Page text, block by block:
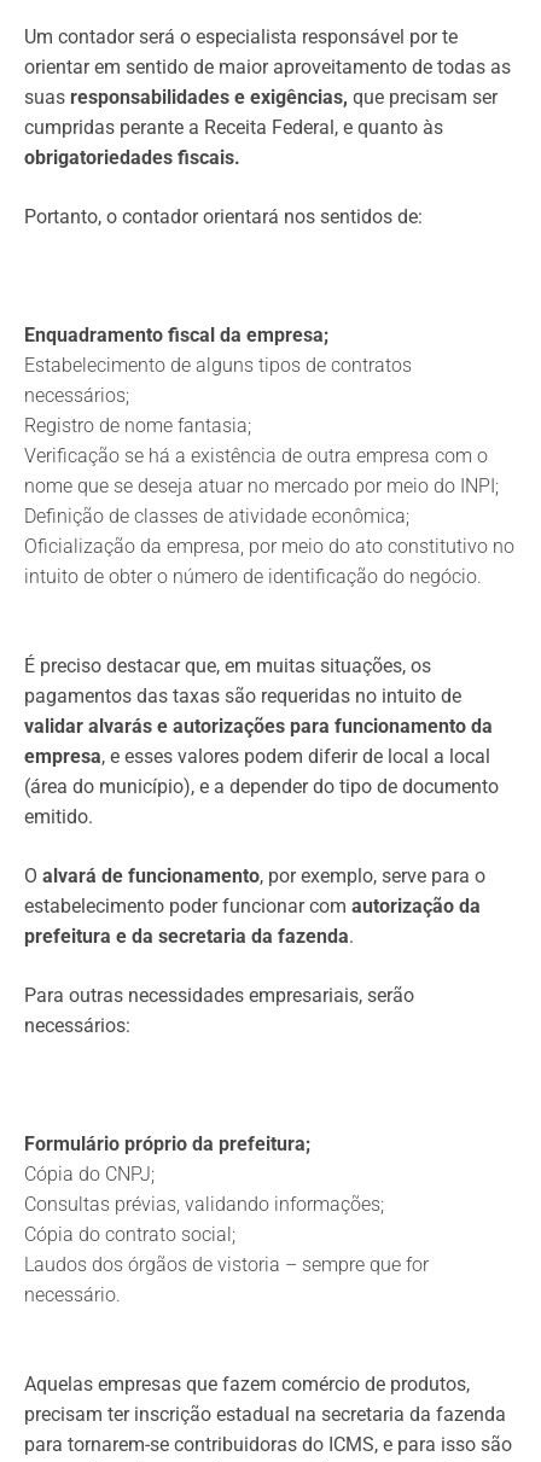
Um contador será o especialista responsável por te
orientar em sentido de maior aproveitamento de todas as
suas responsabilidades e exigências, que precisam ser
cumpridas perante a Receita Federal, e quanto às
obrigatoriedades fiscais.
Portanto, o contador orientará nos sentidos de:
Enquadramento fiscal da empresa;
Estabelecimento de alguns tipos de contratos
necessários;
Registro de nome fantasia;
Verificação se há a existência de outra empresa com o
nome que se deseja atuar no mercado por meio do INPI;
Definição de classes de atividade econômica;
Oficialização da empresa, por meio do ato constitutivo no
intuito de obter o número de identificação do negócio.
É preciso destacar que, em muitas situações, os
pagamentos das taxas são requeridas no intuito de
validar alvarás e autorizações para funcionamento da
empresa, e esses valores podem diferir de local a local
(área do município), e a depender do tipo de documento
emitido.
O alvará de funcionamento, por exemplo, serve para o
estabelecimento poder funcionar com autorização da
prefeitura e da secretaria da fazenda.
Para outras necessidades empresariais, serão
necessários:
Formulário próprio da prefeitura;
Cópia do CNPJ;
Consultas prévias, validando informações;
Cópia do contrato social;
Laudos dos órgãos de vistoria – sempre que for
necessário.
Aquelas empresas que fazem comércio de produtos,
precisam ter inscrição estadual na secretaria da fazenda
para tornarem-se contribuidoras do ICMS, e para isso são